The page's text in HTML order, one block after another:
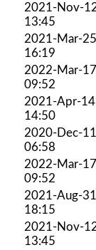
2021-Nov-
13:45
2021-Mar-25
16:19
2022-Mar-17
09:52
2021-Apr-14
14:50
2020-Dec-11
06:58
2022-Mar-17
09:52
2021-Aug-31
18:15
2021-Nov-
13:45